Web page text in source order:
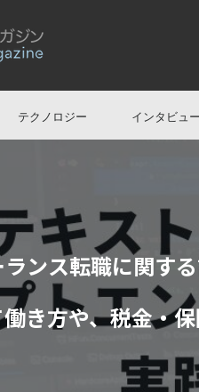
テクノロジー インタビュー
ンス転職に関する
き方や、税金・